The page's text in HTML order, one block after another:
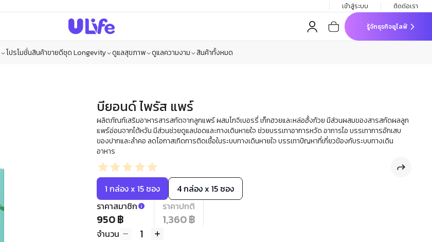
เข้าสู่ระบบ ติดต่อเรา
รู้จักธุรกิจยูไลฟ์
โปรโมชั่นสินค้าขายดีชุด Longevity ดูแลสุขภาพ ดูแลความงาม สินค้าทั้งหมด
บียอนด์ ไพรัส แพร์
ผลิตภัณฑ์เสริมอาหารสารสกัดจากลูกแพร์ ผสมโกจิเบอรรี่ เก็กฮวยและหล่อฮั้งก้วย มีส่วนผสมของสารสกัดผลลูก
แพร์อ่อนจากไต้หวัน มีส่วนช่วยดูแลปอดและทางเดินหายใจ ช่วยบรรเทาอาการหวัด อาการไอ บรรเทาการอักเสบ
ของปากและลำคอ ลดโอกาสเกิดการติดเชื้อในระบบทางเดินหายใจ บรรเทาปัญหาที่เกี่ยวข้องกับระบบทางเดิน
อาหาร
1 กล่อง x 15 ซอง
4 กล่อง x 15 ซอง
ราคาสมาชิก
950 ฿
ราคาปกติ
1,360 ฿
จำนวน 1